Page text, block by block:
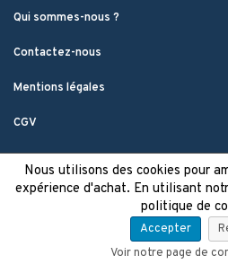
Qui sommes-nous ?
Contactez-nous
Mentions légales
CGV
Nous utilisons des cookies pour
expérience d'achat. En utilisant
politique de
Accepter
Voir notre page de